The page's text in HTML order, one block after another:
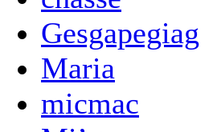
Gesgapegiag
Maria
micmac